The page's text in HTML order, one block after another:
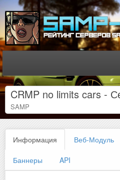
CRMP no limits cars -
SAMP
Информация Веб-Модуль
Баннеры API